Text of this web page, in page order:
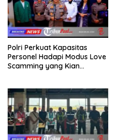
Polri Perkuat Kapasitas
Personel Hadapi Modus Love
Scamming yang Kian